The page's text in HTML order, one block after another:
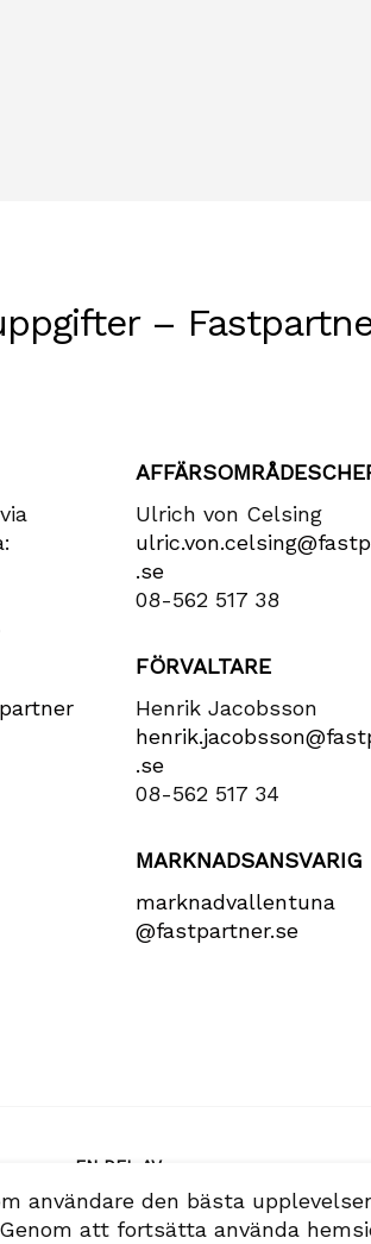
–
Ulrich von Celsing
.se
08-562 517 38
FÖRVALTARE
Henrik Jacobsson
.se
08-562 517 34
MARKNADSANSVARIG
marknadvallentuna​
@fastpartner​.se
EN DEL AV
användare den bästa
att fortsätta använda